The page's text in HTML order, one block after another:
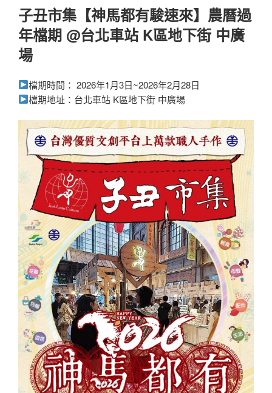
子丑市集【神馬都有駿速來】農曆過
年檔期 @台北車站 K區地下街 中廣
場
檔期時間： 2026年1月3日~2026年2月28日
檔期地址：台北車站 K區地下街 中廣場